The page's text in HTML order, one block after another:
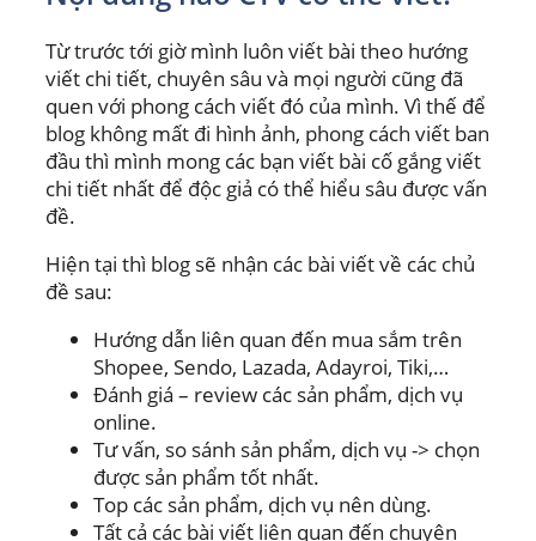
Từ trước tới giờ mình luôn viết bài theo hướng
viết chi tiết, chuyên sâu và mọi người cũng đã
quen với phong cách viết đó của mình. Vì thế để
blog không mất đi hình ảnh, phong cách viết ban
đầu thì mình mong các bạn viết bài cố gắng viết
chi tiết nhất để độc giả có thể hiểu sâu được vấn
đề.
Hiện tại thì blog sẽ nhận các bài viết về các chủ
đề sau:
Hướng dẫn liên quan đến mua sắm trên
Shopee, Sendo, Lazada, Adayroi, Tiki,…
Đánh giá – review các sản phẩm, dịch vụ
online.
Tư vấn, so sánh sản phẩm, dịch vụ -> chọn
được sản phẩm tốt nhất.
Top các sản phẩm, dịch vụ nên dùng.
Tất cả các bài viết liên quan đến chuyên